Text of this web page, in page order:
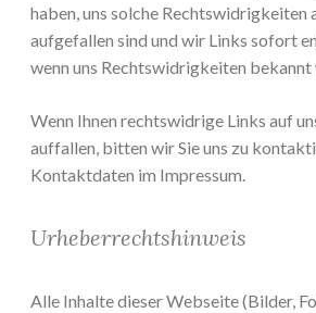
haben, uns solche Rechtswidrigkeiten
aufgefallen sind und wir Links sofort
wenn uns Rechtswidrigkeiten bekannt
Wenn Ihnen rechtswidrige Links auf
auffallen, bitten wir Sie uns zu
Kontaktdaten im Impressum.
Urheberrechtshinweis
Alle Inhalte dieser Webseite (Bilder,